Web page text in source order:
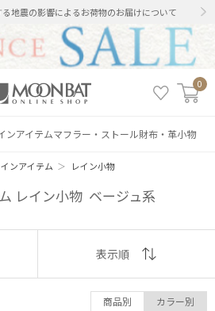
地震の影響によるお荷物のお届けについて
0
ンアイテムマフラー・ストール財布・革小物
インアイテム ＞ レイン小物
レイン小物 ベージュ系
表示順
商品別 カラー別